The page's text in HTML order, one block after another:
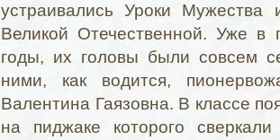
устраивались Уроки Мужества
Великой Отечественной. Уже
годы, их головы были совсем
ними, как водится,
Валентина Гаязовна. В классе
на пиджаке которого